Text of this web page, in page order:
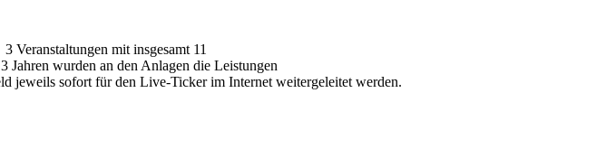
Veranstaltungen mit insgesamt 11
Jahren wurden an den Anlagen die Leistungen
jeweils sofort für den Live-Ticker im Internet weitergeleitet werden.